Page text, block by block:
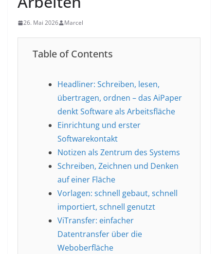
26. Mai 2026 Marcel
Table of Contents
Headliner: Schreiben, lesen,
übertragen, ordnen – das AiPaper
denkt Software als Arbeitsfläche
Einrichtung und erster
Softwarekontakt
Notizen als Zentrum des Systems
Schreiben, Zeichnen und Denken
auf einer Fläche
Vorlagen: schnell gebaut, schnell
importiert, schnell genutzt
ViTransfer: einfacher
Datentransfer über die
Weboberfläche